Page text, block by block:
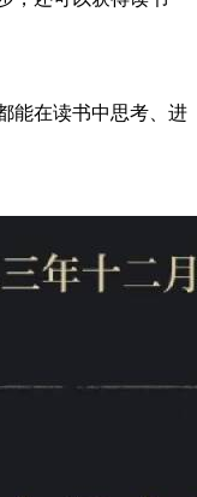
能在读书中思考、进